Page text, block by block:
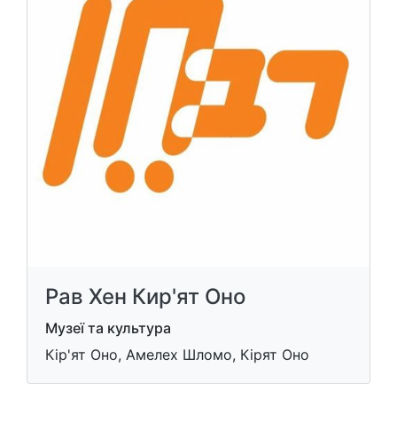
Рав Хен Кир'ят Оно
Музеї та культура
Кір'ят Оно, Амелех Шломо, Кірят Оно